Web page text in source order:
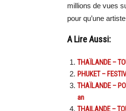
millions de vues
pour qu’une
A Lire Aussi:
THAÏLANDE –
PHUKET –
THAÏLANDE –
an
THAILANDE –